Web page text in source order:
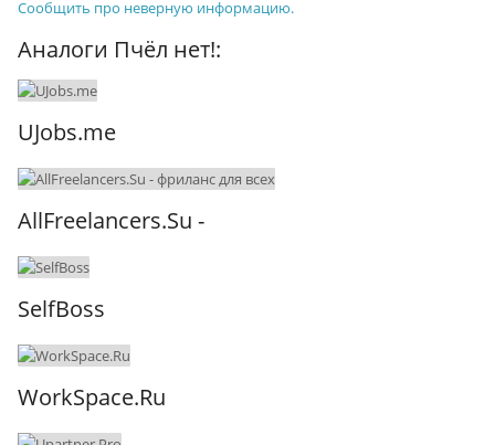
Сообщить про неверную информацию.
Аналоги Пчёл нет!:
UJobs.me
AllFreelancers.Su -
SelfBoss
WorkSpace.Ru